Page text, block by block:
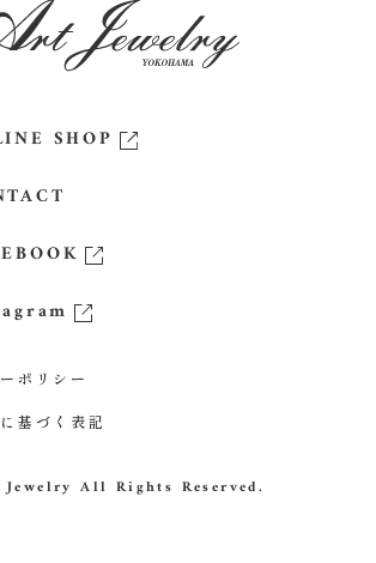
SHOP
ポリシー
基づく表記
All Rights Reserved.